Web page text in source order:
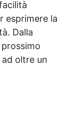
esprimere la
Dalla
oltre un